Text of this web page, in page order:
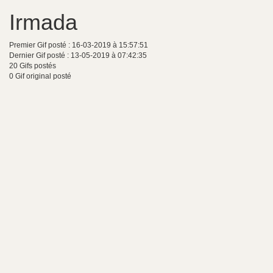
Irmada
Premier Gif posté : 16-03-2019 à 15:57:51
Dernier Gif posté : 13-05-2019 à 07:42:35
20 Gifs postés
0 Gif original posté